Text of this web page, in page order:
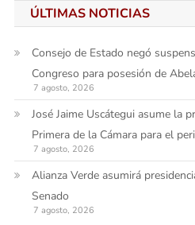
ÚLTIMAS NOTICIAS
Consejo de Estado negó
Congreso para posesión de
7 agosto, 2026
José Jaime Uscátegui asume la
Primera de la Cámara para el
7 agosto, 2026
Alianza Verde asumirá
Senado
7 agosto, 2026